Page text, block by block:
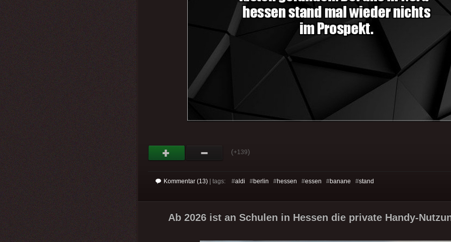
(+139)
Kommentar (13) | tags: #aldi #berlin #hessen #essen #banane #stand
Ab 2026 ist an Schulen in Hessen die private Handy-